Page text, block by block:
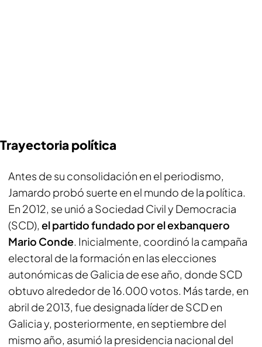
Trayectoria política
Antes de su consolidación en el periodismo,
Jamardo probó suerte en el mundo de la política.
En 2012, se unió a Sociedad Civil y Democracia
(SCD), el partido fundado por el exbanquero
Mario Conde. Inicialmente, coordinó la campaña
electoral de la formación en las elecciones
autonómicas de Galicia de ese año, donde SCD
obtuvo alrededor de 16.000 votos. Más tarde, en
abril de 2013, fue designada líder de SCD en
Galicia y, posteriormente, en septiembre del
mismo año, asumió la presidencia nacional del